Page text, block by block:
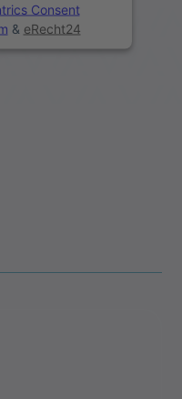
Consent
& eRecht24